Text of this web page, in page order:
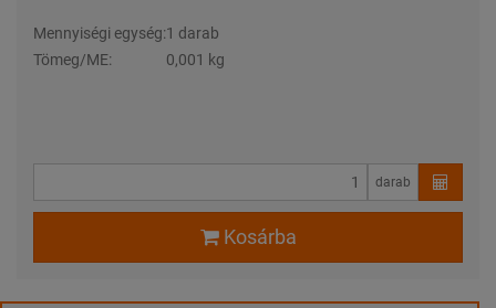
Mennyiségi egység:1 darab
Tömeg/ME:
0,001 kg
darab
Kosárba